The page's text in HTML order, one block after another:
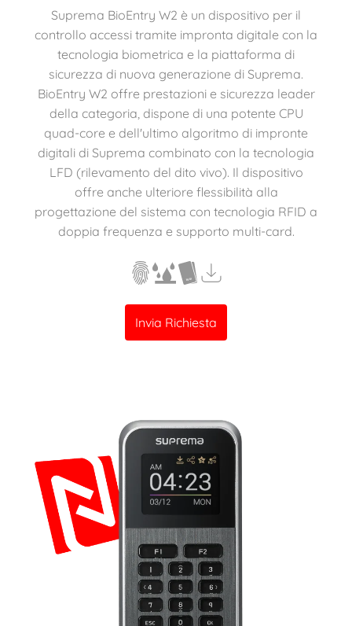
Suprema BioEntry W2 è un dispositivo per il
controllo accessi tramite impronta digitale con la
tecnologia biometrica e la piattaforma di
sicurezza di nuova generazione di Suprema.
BioEntry W2 offre prestazioni e sicurezza leader
della categoria, dispone di una potente CPU
quad-core e dell'ultimo algoritmo di impronte
digitali di Suprema combinato con la tecnologia
LFD (rilevamento del dito vivo). Il dispositivo
offre anche ulteriore flessibilità alla
progettazione del sistema con tecnologia RFID a
doppia frequenza e supporto multi-card.
Invia Richiesta